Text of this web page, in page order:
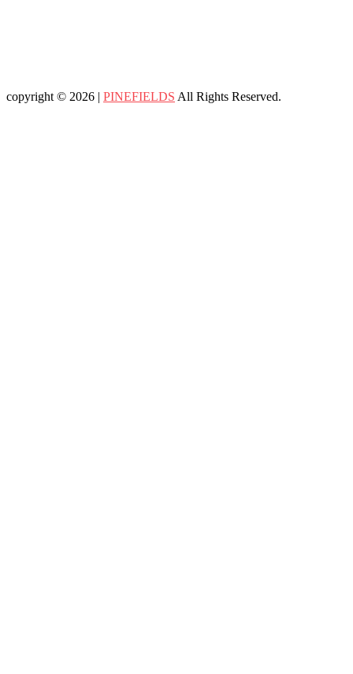
copyright © 2026 | PINEFIELDS All Rights Reserved.